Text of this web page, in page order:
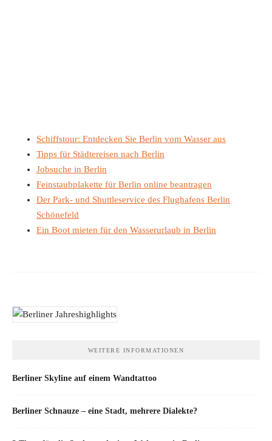
Schiffstour: Entdecken Sie Berlin vom Wasser aus
Tipps für Städtereisen nach Berlin
Jobsuche in Berlin
Feinstaubplakette für Berlin online beantragen
Der Park- und Shuttleservice des Flughafens Berlin
Schönefeld
Ein Boot mieten für den Wasserurlaub in Berlin
WEITERE INFORMATIONEN
Berliner Skyline auf einem Wandtattoo
Berliner Schnauze – eine Stadt, mehrere Dialekte?